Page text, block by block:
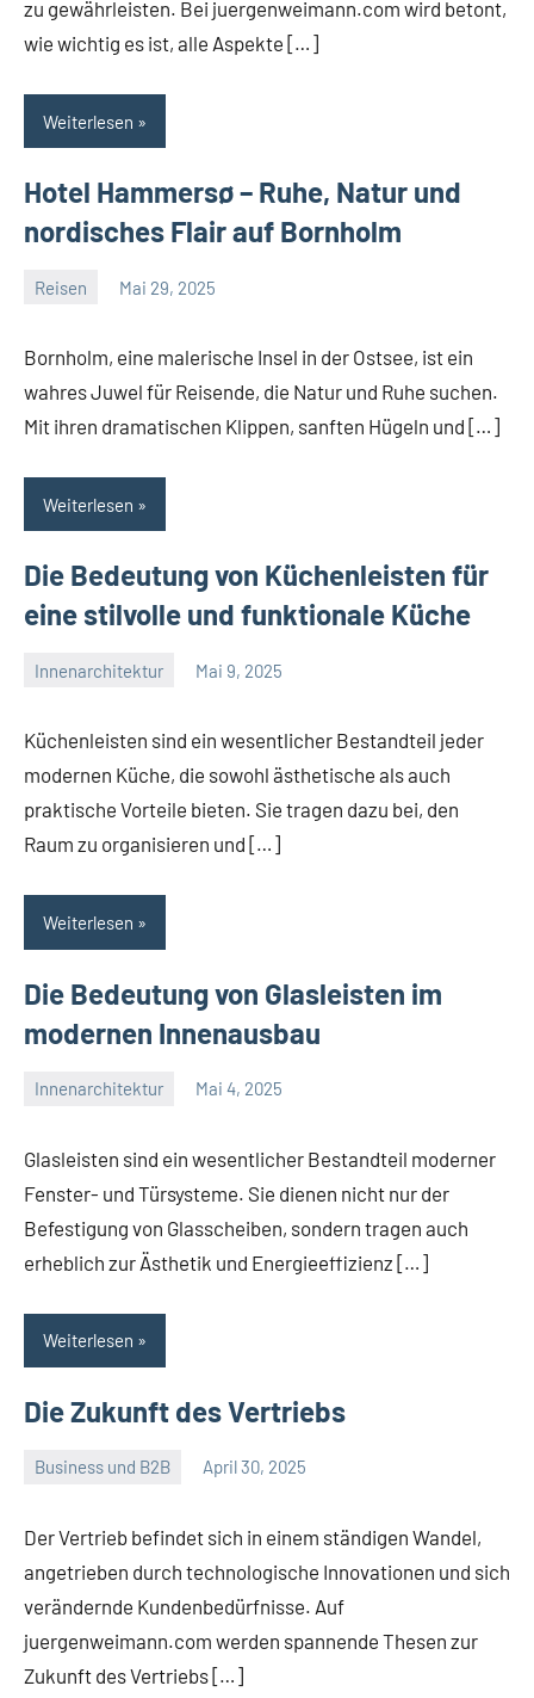
zu gewährleisten. Bei juergenweimann.com wird betont,
wie wichtig es ist, alle Aspekte […]
Weiterlesen
Hotel Hammersø – Ruhe, Natur und
nordisches Flair auf Bornholm
Reisen Mai 29, 2025
Bornholm, eine malerische Insel in der Ostsee, ist ein
wahres Juwel für Reisende, die Natur und Ruhe suchen.
Mit ihren dramatischen Klippen, sanften Hügeln und […]
Weiterlesen
Die Bedeutung von Küchenleisten für
eine stilvolle und funktionale Küche
Innenarchitektur Mai 9, 2025
Küchenleisten sind ein wesentlicher Bestandteil jeder
modernen Küche, die sowohl ästhetische als auch
praktische Vorteile bieten. Sie tragen dazu bei, den
Raum zu organisieren und […]
Weiterlesen
Die Bedeutung von Glasleisten im
modernen Innenausbau
Innenarchitektur Mai 4, 2025
Glasleisten sind ein wesentlicher Bestandteil moderner
Fenster- und Türsysteme. Sie dienen nicht nur der
Befestigung von Glasscheiben, sondern tragen auch
erheblich zur Ästhetik und Energieeffizienz […]
Weiterlesen
Die Zukunft des Vertriebs
Business und B2B April 30, 2025
Der Vertrieb befindet sich in einem ständigen Wandel,
angetrieben durch technologische Innovationen und sich
verändernde Kundenbedürfnisse. Auf
juergenweimann.com werden spannende Thesen zur
Zukunft des Vertriebs […]